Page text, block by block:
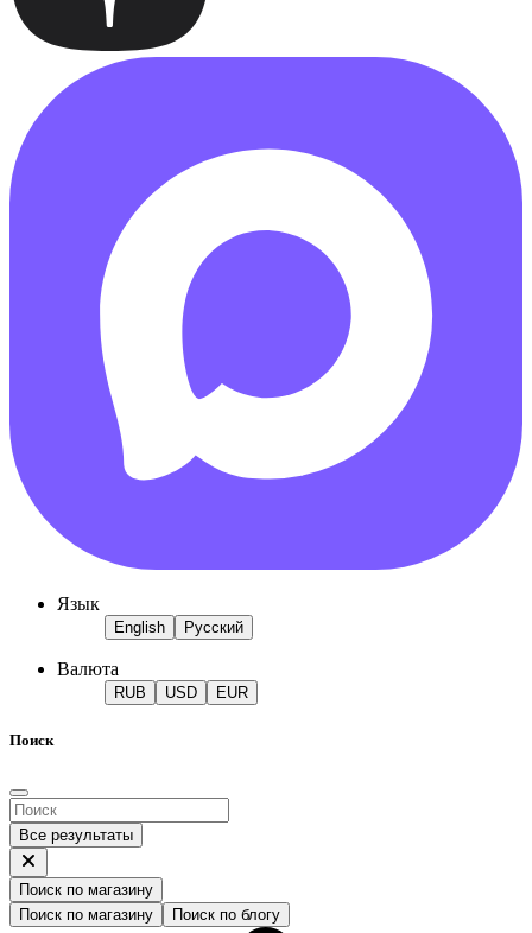
Язык
English Русский
Валюта
RUB USD EUR
Поиск
Все результаты
Поиск по магазину
Поиск по магазину
Поиск по блогу